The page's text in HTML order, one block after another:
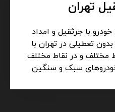
با جرثقیل و امداد
تعطیلی در تهران با
مختلف و در نقاط مختلف
خودروهای سبک و سنگین